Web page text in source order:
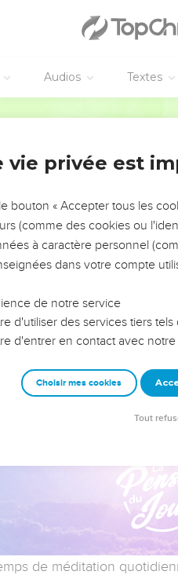
Audios Textes
DE L’ANNÉE !
LES VOTRES ?
leur impact, leur foi ou leur vision.
qu'ils ont traversés, alors même
reviennent sur les
avec plus de sagesse afin que
une équipe, un groupe ou
de méditation
vie privée est
bouton « Accepter tous les
(comme des cookies ou
à caractère personnel
dans votre compte
de notre service
d'utiliser des services tiers
d'entrer en contact avec
Choisir mes cookies
Tout